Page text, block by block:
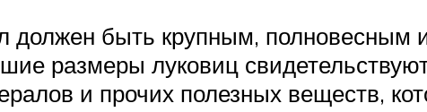
должен быть крупным,
размеры луковиц
и прочих полезных веществ,